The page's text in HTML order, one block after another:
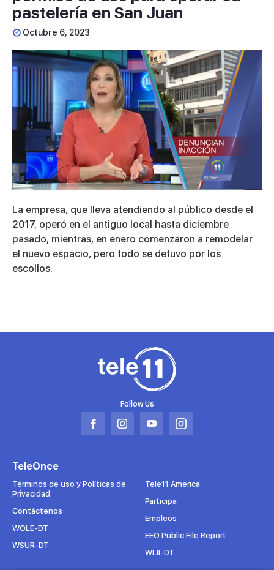
pastelería en San Juan
Octubre 6, 2023
seconds
of
3
minutes,
48
seconds
La empresa, que lleva atendiendo al público desde el
2017, operó en el antiguo local hasta diciembre
pasado, mientras, en enero comenzaron a remodelar
el nuevo espacio, pero todo se detuvo por los
escollos.
Follow Us
Abrir
pestaña
Abrir
pestaña
Abrir
pestaña
Abrir
pestaña
TeleOnce
Términos de uso y Políticas de
Privacidad
Contáctenos
WOLE-DT
WSUR-DT
Tele11 America
Participa
Empleos
EEO Public File Report
WLII-DT